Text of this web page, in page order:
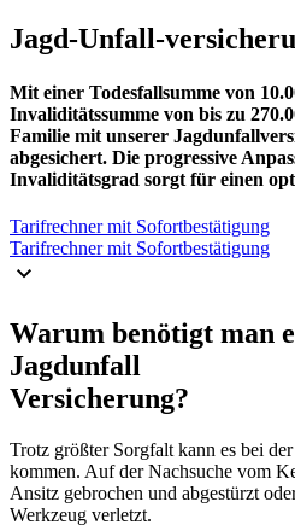
Jagd-Unfall-
Mit einer Todesfallsumme von
Invaliditätssumme von bis zu
Familie mit unserer
abgesichert. Die progressive
Invaliditätsgrad sorgt für einen
Tarifrechner mit Sofortbestätigung
Tarifrechner mit Sofortbestätigung
Warum benötigt man
Jagdunfall
Versicherung?
Trotz größter Sorgfalt kann es bei
kommen. Auf der Nachsuche vom
Ansitz gebrochen und abgestürzt
Werkzeug verletzt.